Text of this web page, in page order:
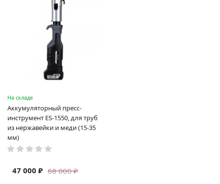
На складе
Аккумуляторный пресс-
инструмент ES-1550, для труб
из нержавейки и меди (15-35
мм)
68 000 ₽
47 000 ₽